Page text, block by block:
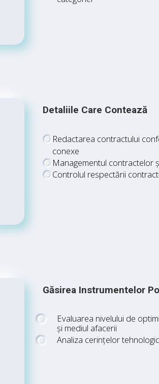
Detaliile Care Contează
Redactarea contractului
conexe
Managementul contractelor
Controlul respectării
Găsirea Instrumentelor
Evaluarea nivelului de
și mediul afacerii
Analiza cerințelor